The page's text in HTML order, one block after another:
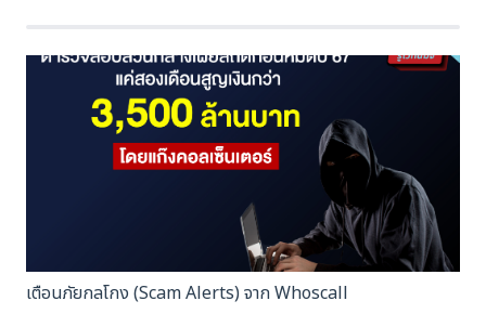
เตือนภัยกลโกง (Scam Alerts) จาก Whoscall